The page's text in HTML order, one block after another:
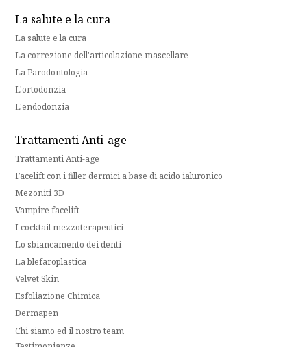
La salute e la cura
La salute e la cura
La correzione dell'articolazione mascellare
La Parodontologia
L'ortodonzia
L'endodonzia
Trattamenti Anti-age
Trattamenti Anti-age
Facelift con i filler dermici a base di acido ialuronico
Mezoniti 3D
Vampire facelift
I cocktail mezzoterapeutici
Lo sbiancamento dei denti
La blefaroplastica
Velvet Skin
Esfoliazione Chimica
Dermapen
Chi siamo ed il nostro team